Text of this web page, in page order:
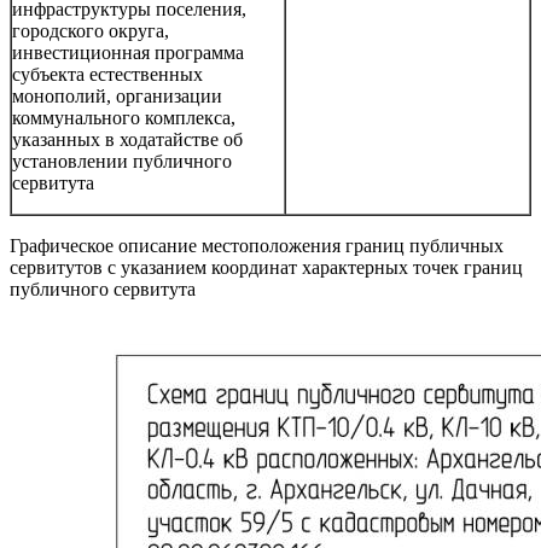
инфраструктуры поселения,
городского округа,
инвестиционная программа
субъекта естественных
монополий, организации
коммунального комплекса,
указанных в ходатайстве об
установлении публичного
сервитута
Графическое описание местоположения границ публичных
сервитутов с указанием координат характерных точек границ
публичного сервитута